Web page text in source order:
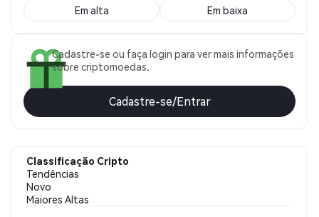
Em alta Em baixa
Cadastre-se ou faça login para ver mais informações
sobre criptomoedas.
Cadastre-se/Entrar
Classificação Cripto
Tendências
Novo
Maiores Altas